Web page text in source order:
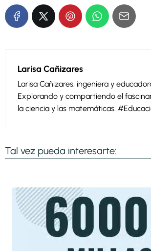
Larisa Cañizares
Larisa Cañizares, ingeniera y
Explorando y compartiendo el
la ciencia y las matemáticas.
Tal vez pueda interesarte: